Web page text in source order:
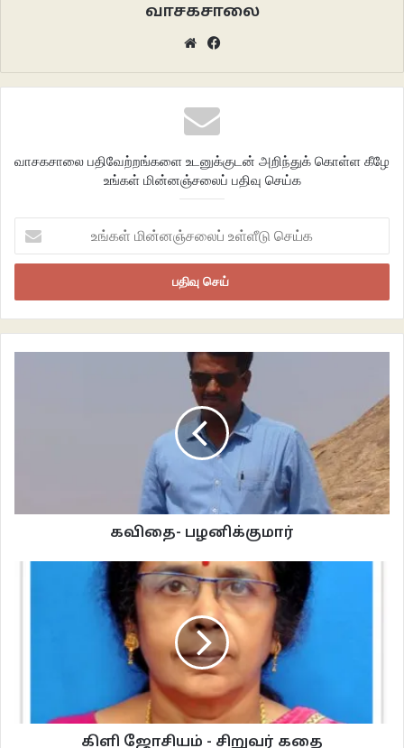
லத்திகளில் உறையாமல் சொட்டிக்கொண்டிருக்கும்
சாதிகளின் உருவமும் வண்ணமும்
சக்கரத்தில் சிக்கிய எறும்பின் வலி.
கவிதை- விஜயபாரதி விஜயபாரதி
வாசகசாலை
Website
வாசகசாலை பதிவேற்றங்களை உடனுக்குடன் அறிந்துக் கொள்ள கீழே
உங்கள் மின்னஞ்சலைப் பதிவு செய்க
மின்னஞ்சலைப்
உள்ளீடு
கவிதை- பழனிக்குமார்
கிளி ஜோசியம் - சிறுவர் கதை